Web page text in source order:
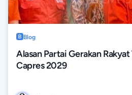
Blog
Alasan Partai Gerakan
Capres 2029